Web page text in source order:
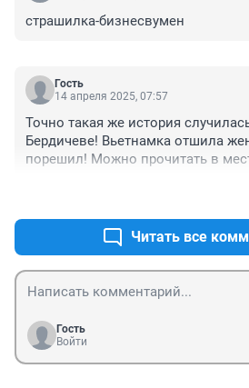
страшилка-бизнесвумен
Гость
14 апреля 2025, 07:57
Точно такая же история
Бердичеве! Вьетнамка отшила
порешил! Можно прочитать в
Читать все
Гость
Войти